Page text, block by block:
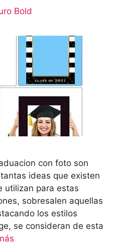
Bold
con foto son
ideas que existen
utilizan para estas
sobresalen aquellas
los estilos
se consideran de esta